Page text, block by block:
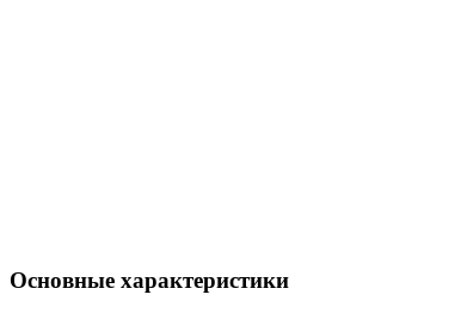
Основные характеристики